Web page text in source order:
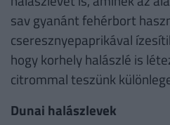
sav gyanánt fehérbort
cseresznyepaprikával
hogy korhely halászlé is
citrommal teszünk
Dunai halászlevek